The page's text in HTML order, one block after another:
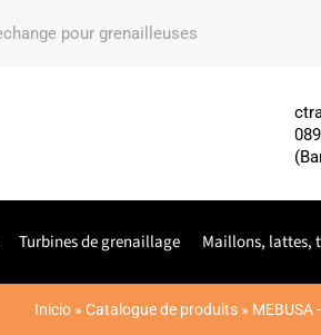
pour grenailleuses
Turbines de grenaillage Maillons, lattes,
Inicio » Catalogue de produits » MEBUSA